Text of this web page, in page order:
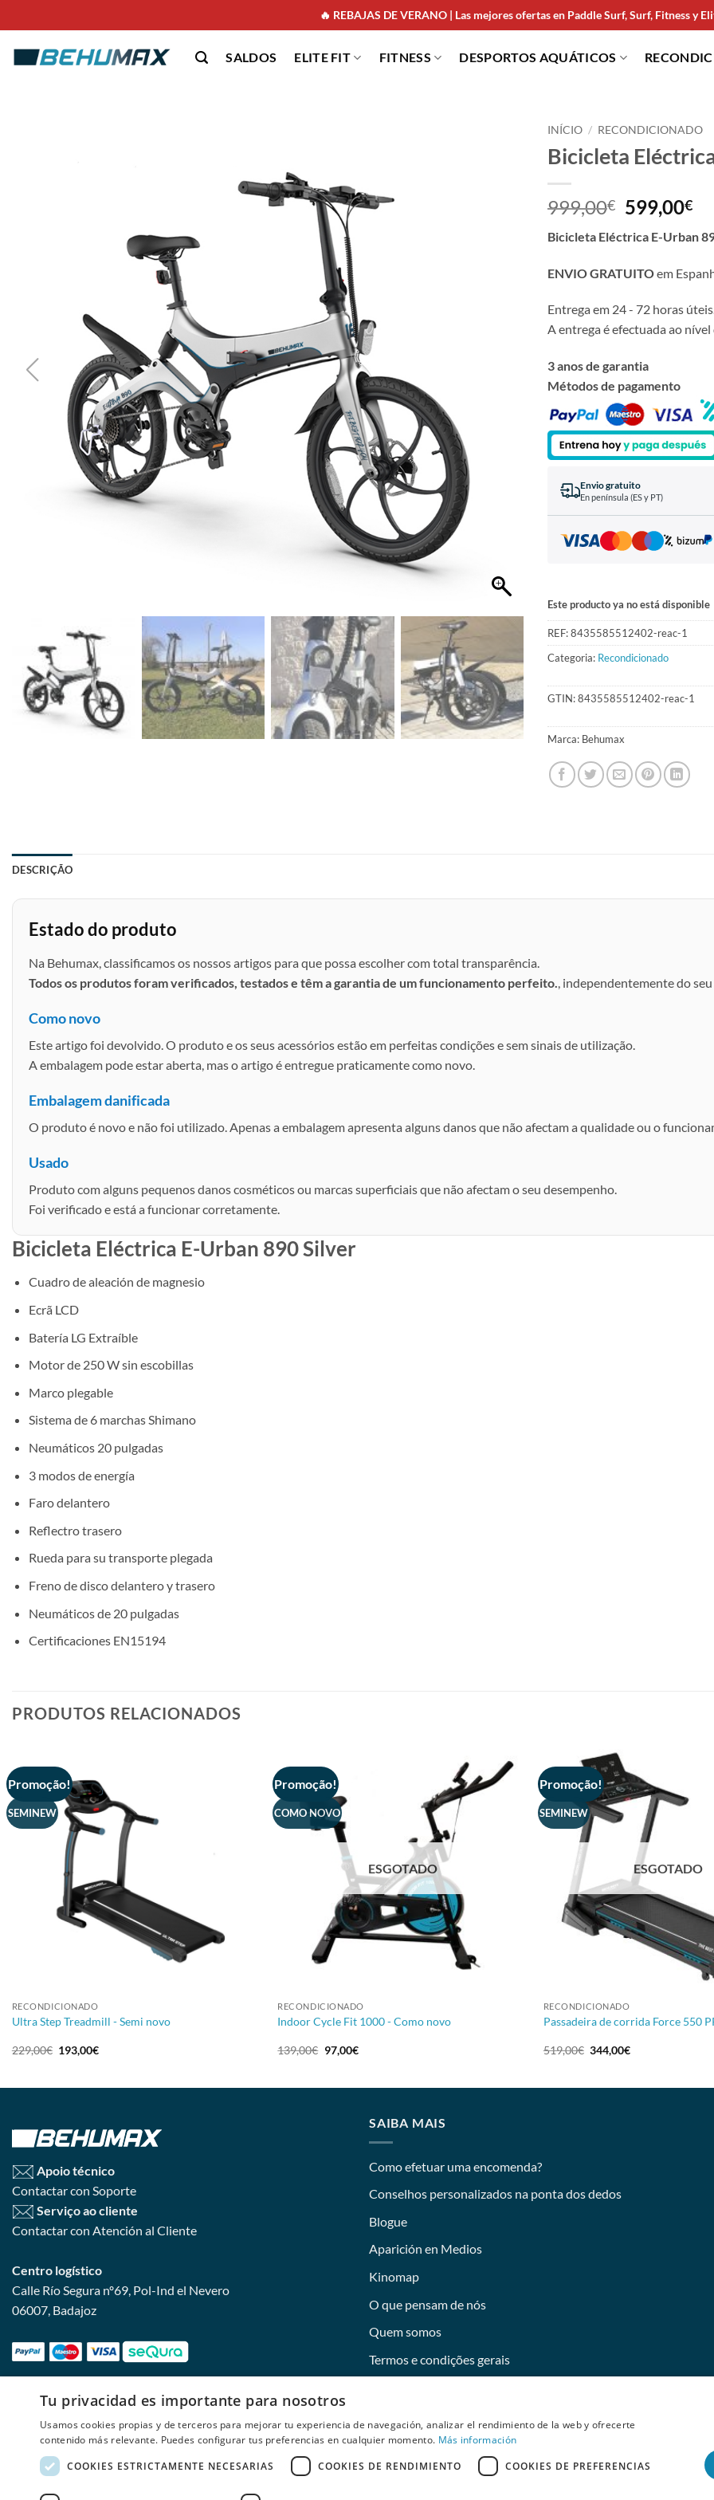
🔥 REBAJAS DE VERANO | Las mejores ofertas en Paddle Surf, Surf, Fitness y
SALDOS ELITE FIT FITNESS DESPORTOS AQUÁTICOS
INÍCIO / RECONDICIONADO
Bicicleta
999,00€ 599,00€
Bicicleta Eléctrica E-Urban
ENVIO GRATUITOem
Entrega em 24 - 72 horas
A entrega é efectuada ao nível
3 anos de garantia
Métodos de pagamento
Envio gratuito
En península (ES y PT)
Este producto ya no está disponible
REF:8435585512402-reac-1
Categoria: Recondicionado
GTIN:8435585512402-reac-1
Marca: Behumax
DESCRIÇÃO
Estado do produto
Na Behumax, classificamos os nossos artigos para que possa escolher com total transparência.
Todos os produtos foram verificados, testados e têm a garantia de um funcionamento perfeito. , independentemente do
Como novo
Este artigo foi devolvido. O produto e os seus acessórios estão em perfeitas condições e sem sinais de utilização.
A embalagem pode estar aberta, mas o artigo é entregue praticamente como novo.
Embalagem danificada
O produto é novo e não foi utilizado. Apenas a embalagem apresenta alguns danos que não afectam a qualidade ou o
Usado
Produto com alguns pequenos danos cosméticos ou marcas superficiais que não afectam o seu desempenho.
Foi verificado e está a funcionar corretamente.
Bicicleta Eléctrica E-Urban 890 Silver
Cuadro de aleación de magnesio
Ecrã LCD
Batería LG Extraíble
Motor de 250 W sin escobillas
Marco plegable
Sistema de 6 marchas Shimano
Neumáticos 20 pulgadas
3 modos de energía
Faro delantero
Reflectro trasero
Rueda para su transporte plegada
Freno de disco delantero y trasero
Neumáticos de 20 pulgadas
Certificaciones EN15194
PRODUTOS RELACIONADOS
Promoção!
SEMINEW
RECONDICIONADO
Ultra Step Treadmill - Semi novo
229,00€ 193,00€
Promoção!
COMO NOVO
ESGOTADO
RECONDICIONADO
Indoor Cycle Fit 1000 - Como novo
139,00€ 97,00€
Promoção!
SEMINEW
ESGOTADO
RECONDICIONADO
Passadeira de corrida Force 550
519,00€ 344,00€
Apoio técnico
Contactar con Soporte
Serviço ao cliente
Contactar con Atención al Cliente
Centro logístico
Calle Río Segura nº69, Pol-Ind el Nevero
06007, Badajoz
SAIBA MAIS
Como efetuar uma encomenda?
Conselhos personalizados na ponta dos dedos
Blogue
Aparición en Medios
Kinomap
O que pensam de nós
Quem somos
Termos e condições gerais
SALDOS ELITE FIT FITNESS DESPORTOS AQUÁTICOS RECONDICIONADO
Copyright 2026 © Copyright 2026 © Copyright 2026 © Copyright 2026 © Copyright 2026 © Copyright 2026 ©
Tu privacidad es importante para nosotros
Usamos cookies propias y de terceros para mejorar tu experiencia de navegación, analizar el rendimiento de la web y ofrecerte
contenido más relevante. Puedes configurar tus preferencias en cualquier momento. Más información
COOKIES ESTRICTAMENTE NECESARIAS
COOKIES DE RENDIMIENTO COOKIES DE PREFERENCIAS